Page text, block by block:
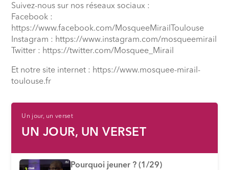
Suivez-nous sur nos réseaux sociaux :
Facebook :
https://www.facebook.com/MosqueeMirailToulouse
Instagram : https://www.instagram.com/mosqueemirail
Twitter : https://twitter.com/Mosquee_Mirail
Et notre site internet : https://www.mosquee-mirail-
toulouse.fr
Un jour, un verset
UN JOUR, UN VERSET
Pourquoi jeuner ? (1/29)